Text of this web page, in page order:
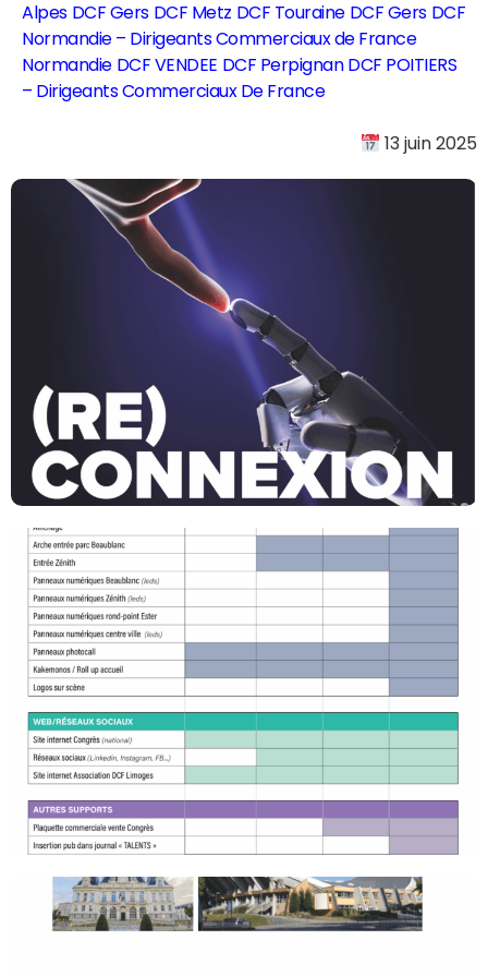
Alpes DCF Gers DCF Metz DCF Touraine DCF Gers DCF
Normandie – Dirigeants Commerciaux de France
Normandie DCF VENDEE DCF Perpignan DCF POITIERS
– Dirigeants Commerciaux De France
13 juin 2025